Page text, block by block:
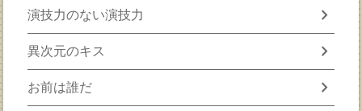
演技力のない演技力 chevron_right
異次元のキス chevron_right
お前は誰だ chevron_right